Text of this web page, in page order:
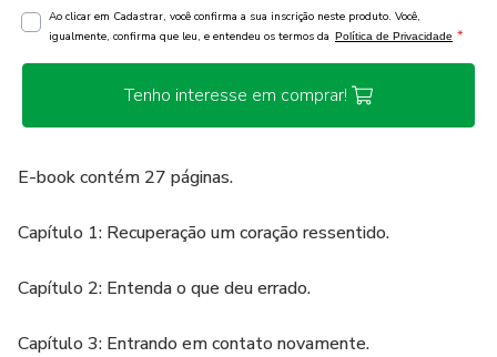
Ao clicar em Cadastrar, você confirma a sua inscrição neste produto. Você,
igualmente, confirma que leu, e entendeu os termos da Política de Privacidade *
Tenho interesse em comprar!
E-book contém 27 páginas.
Capítulo 1: Recuperação um coração ressentido.
Capítulo 2: Entenda o que deu errado.
Capítulo 3: Entrando em contato novamente.